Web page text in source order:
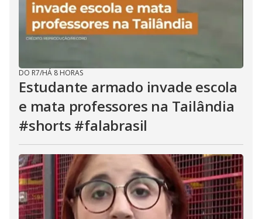
DO R7/HÁ 8 HORAS
Estudante armado invade escola
e mata professores na Tailândia
#shorts #falabrasil